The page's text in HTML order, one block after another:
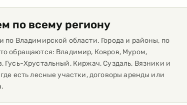
по всему региону
по Владимирской области. Города и районы, по
обращаются: Владимир, Ковров, Муром,
Гусь-Хрустальный, Киржач, Суздаль, Вязники и
есть лесные участки, договоры аренды или